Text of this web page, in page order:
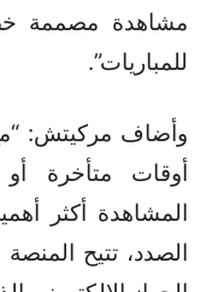
مشاهدة مصممة
للمباريات”.
وأضاف مركيتش:
أوقات متأخرة
المشاهدة أكثر
الصدد، تتيح